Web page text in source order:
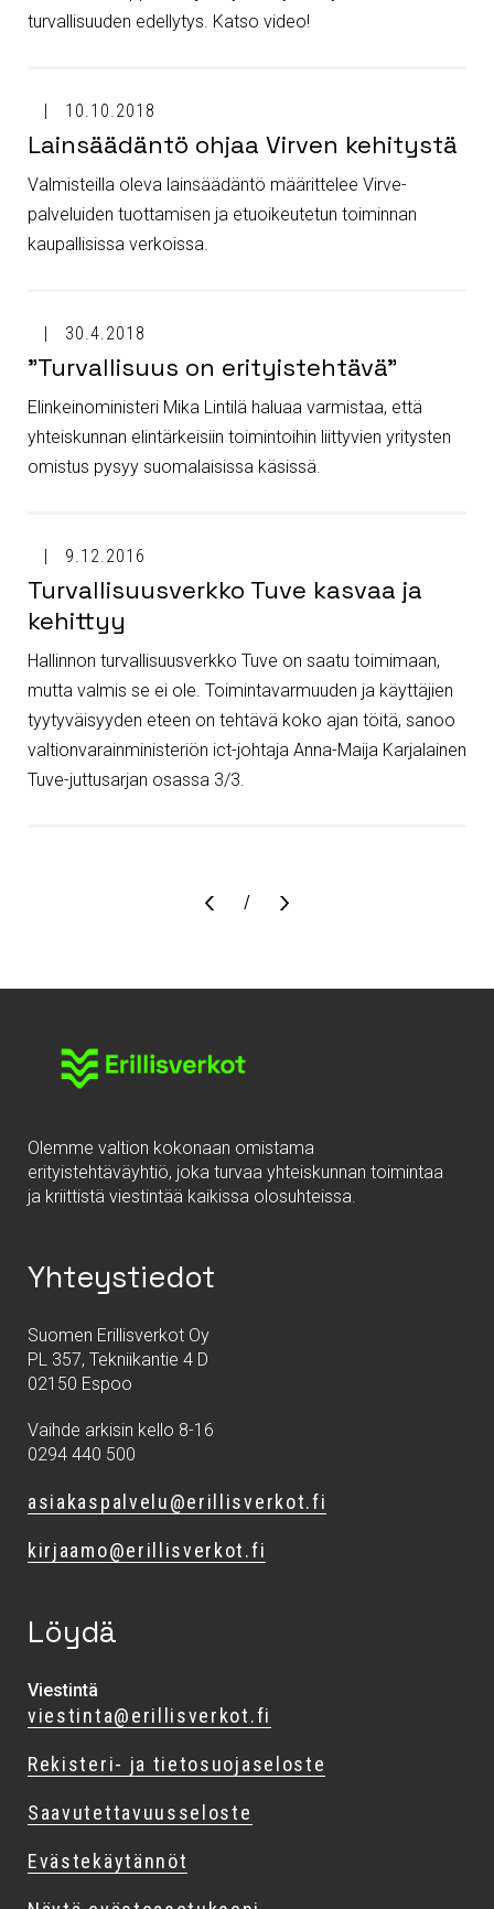
turvallisuuden edellytys. Katso video!
10.10.2018
Lainsäädäntö ohjaa Virven kehitystä
Valmisteilla oleva lainsäädäntö määrittelee Virve-
palveluiden tuottamisen ja etuoikeutetun toiminnan
kaupallisissa verkoissa.
30.4.2018
"Turvallisuus on erityistehtävä"
Elinkeinoministeri Mika Lintilä haluaa varmistaa, että
yhteiskunnan elintärkeisiin toimintoihin liittyvien yritysten
omistus pysyy suomalaisissa käsissä.
9.12.2016
Turvallisuusverkko Tuve kasvaa ja
kehittyy
Hallinnon turvallisuusverkko Tuve on saatu toimimaan,
mutta valmis se ei ole. Toimintavarmuuden ja käyttäjien
tyytyväisyyden eteen on tehtävä koko ajan töitä, sanoo
valtionvarainministeriön ict-johtaja Anna-Maija Karjalainen
Tuve-juttusarjan osassa 3/3.
Sivu
/
Olemme valtion kokonaan omistama
erityistehtäväyhtiö, joka turvaa yhteiskunnan toimintaa
ja kriittistä viestintää kaikissa olosuhteissa.
Yhteystiedot
Suomen Erillisverkot Oy
PL 357, Tekniikantie 4 D
02150 Espoo
Vaihde arkisin kello 8-16
0294 440 500
asiakaspalvelu@erillisverkot.fi
kirjaamo@erillisverkot.fi
Löydä
Viestintä
viestinta@erillisverkot.fi
Rekisteri- ja tietosuojaseloste
Saavutettavuusseloste
Evästekäytännöt